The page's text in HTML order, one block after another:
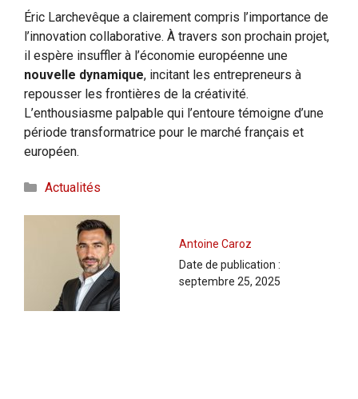
Éric Larchevêque a clairement compris l’importance de
l’innovation collaborative. À travers son prochain projet,
il espère insuffler à l’économie européenne une
nouvelle dynamique, incitant les entrepreneurs à
repousser les frontières de la créativité.
L’enthousiasme palpable qui l’entoure témoigne d’une
période transformatrice pour le marché français et
européen.
Catégories
Actualités
Antoine Caroz
Date de publication :
septembre 25, 2025